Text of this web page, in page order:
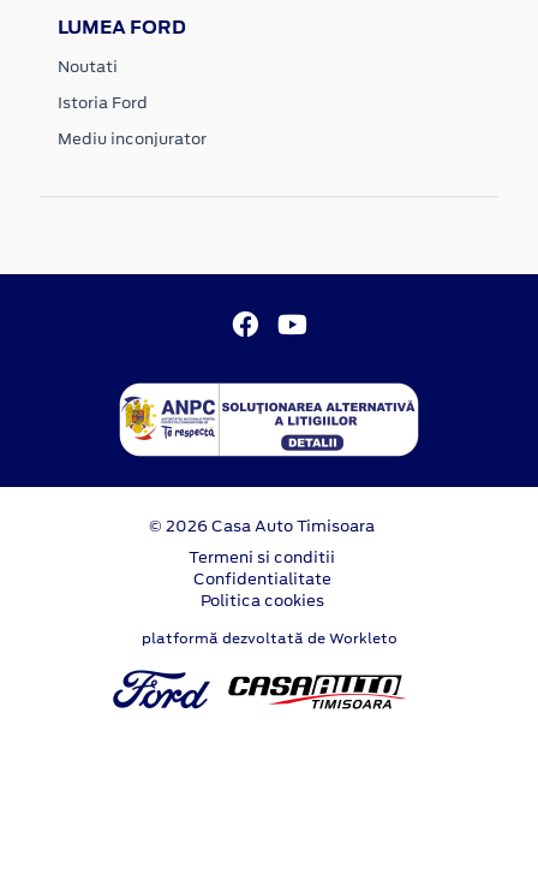
LUMEA FORD
Noutati
Istoria Ford
Mediu inconjurator
© 2026 Casa Auto Timisoara
Termeni si conditii
Confidentialitate
Politica cookies
platformă dezvoltată de Workleto